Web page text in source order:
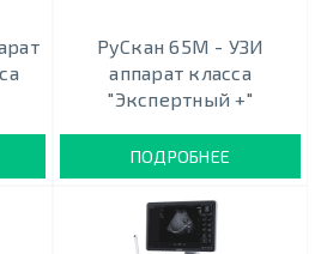
РуСкан 65М - УЗИ
аппарат класса
"Экспертный +"
ПОДРОБНЕЕ